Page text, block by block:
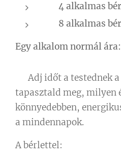
4 alkalmas
8 alkalmas
Egy alkalom normál ára:
🌿 Adj időt a testednek
tapasztald meg, milyen
könnyedebben,
a mindennapok.
A bérlettel: